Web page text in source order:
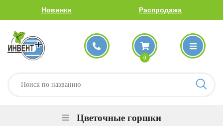
Новинки Распродажа
0
Цветочные горшки